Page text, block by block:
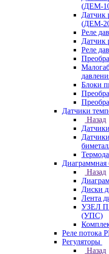
(ДЕМ-
Датчик
(ДЕМ-
Реле
Датчик
Реле
Блоки
Датчики
Назад
Назад
Диски
Лента
УЗЕЛ
(УПС)
Реле потока
Регуляторы
Назад